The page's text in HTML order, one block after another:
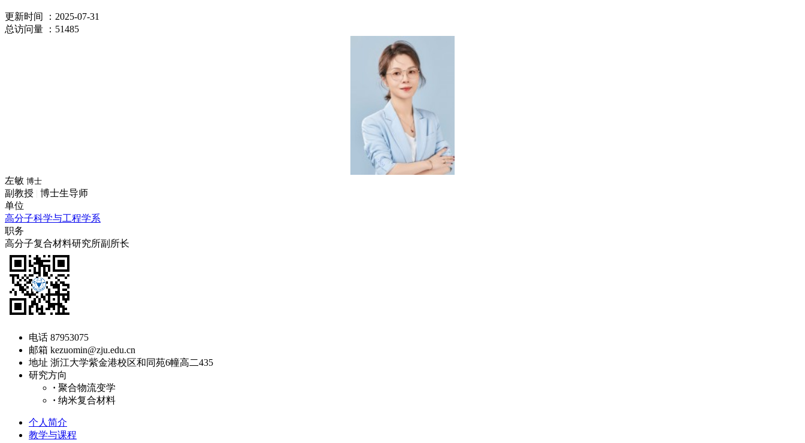
更新时间
：2025-07-31
总访问量 ：51485
左敏 博士
副教授
博士生导师
单位
高分子科学与工程学系
职务
高分子复合材料研究所副所长
电话 87953075
邮箱 kezuomin@zju.edu.cn
地址 浙江大学紫金港校区和同苑6幢高二435
研究方向
· 聚合物流变学
· 纳米复合材料
个人简介
教学与课程